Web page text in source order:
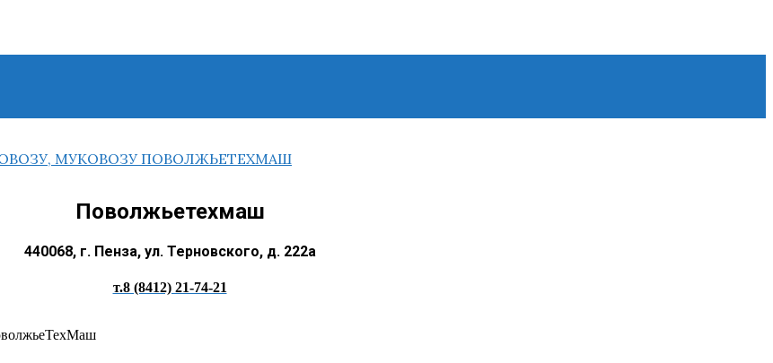
Поволжьетехмаш
440068, г. Пенза, ул. Терновского, д. 222а
т.8 (8412) 21-74-21